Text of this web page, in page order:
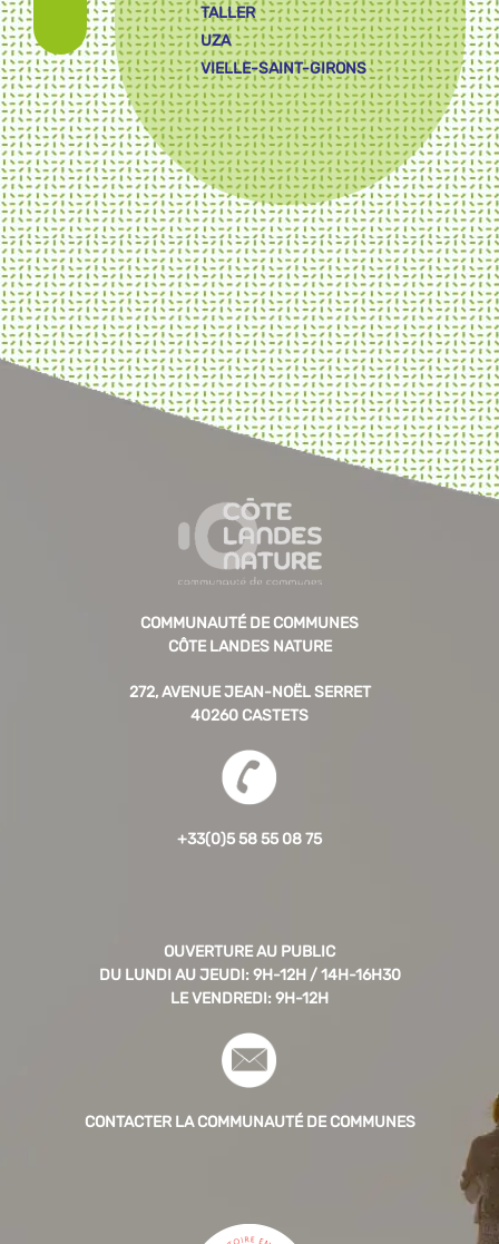
TALLER
UZA
VIELLE-SAINT-GIRONS
COMMUNAUTÉ DE COMMUNES
CÔTE LANDES NATURE
272, AVENUE JEAN-NOËL SERRET
40260 CASTETS
+33(0)5 58 55 08 75
OUVERTURE AU PUBLIC
DU LUNDI AU JEUDI: 9H-12H / 14H-16H30
LE VENDREDI: 9H-12H
CONTACTER LA COMMUNAUTÉ DE COMMUNES